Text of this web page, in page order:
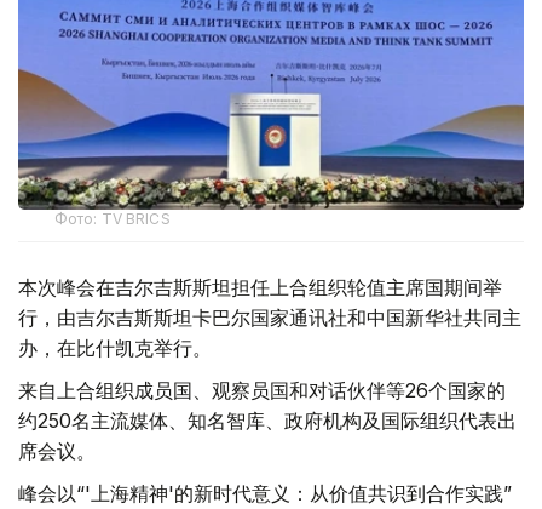
Фото: TV BRICS
本次峰会在吉尔吉斯斯坦担任上合组织轮值主席国期间举
行，由吉尔吉斯斯坦卡巴尔国家通讯社和中国新华社共同主
办，在比什凯克举行。
来自上合组织成员国、观察员国和对话伙伴等26个国家的
约250名主流媒体、知名智库、政府机构及国际组织代表出
席会议。
峰会以“'上海精神'的新时代意义：从价值共识到合作实践”